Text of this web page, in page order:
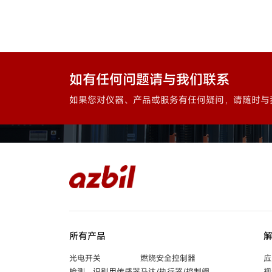
如有任何问题请与我们联系
如果您对仪器、产品或服务有任何疑问，请随时
所有产品
光电开关
燃烧安全控制器